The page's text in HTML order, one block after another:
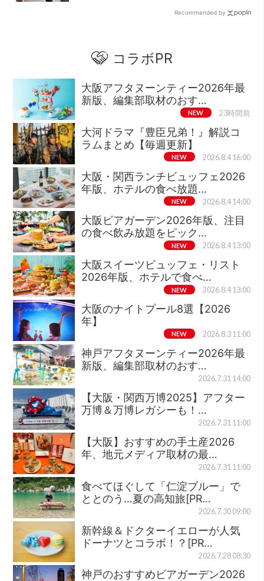
Recommended by
コラボPR
大阪アフタヌーンティー2026年最
新版、編集部取材のおす…
NEW 23時間前
大河ドラマ『豊臣兄弟！』解説コ
ラムまとめ【毎週更新】
NEW 2026.8.4 16:00
大阪・関西ランチビュッフェ2026
年版、ホテルの食べ放題…
NEW 2026.8.4 14:00
大阪ビアガーデン2026年版、注目
の食べ飲み放題をピック…
NEW 2026.8.4 13:00
大阪スイーツビュッフェ・リスト
2026年版、ホテルで食べ…
NEW 2026.8.4 13:00
大阪のナイトプール8選【2026
年】
NEW 2026.8.3 11:00
神戸アフタヌーンティー2026年最
新版、編集部取材のおす…
2026.7.31 14:00
【大阪・関西万博2025】アフター
万博＆万博レガシーも！…
2026.7.31 11:00
【大阪】おすすめの手土産2026
年、地元メディア取材の最…
2026.7.31 11:00
食べてほぐして「仁淀ブルー」で
ととのう…夏の高知旅[PR…
2026.7.30 09:00
新幹線＆ドクターイエローが人気
ドーナツとコラボ！？[PR…
2026.7.28 08:30
神戸のおすすめビアガーデン2026